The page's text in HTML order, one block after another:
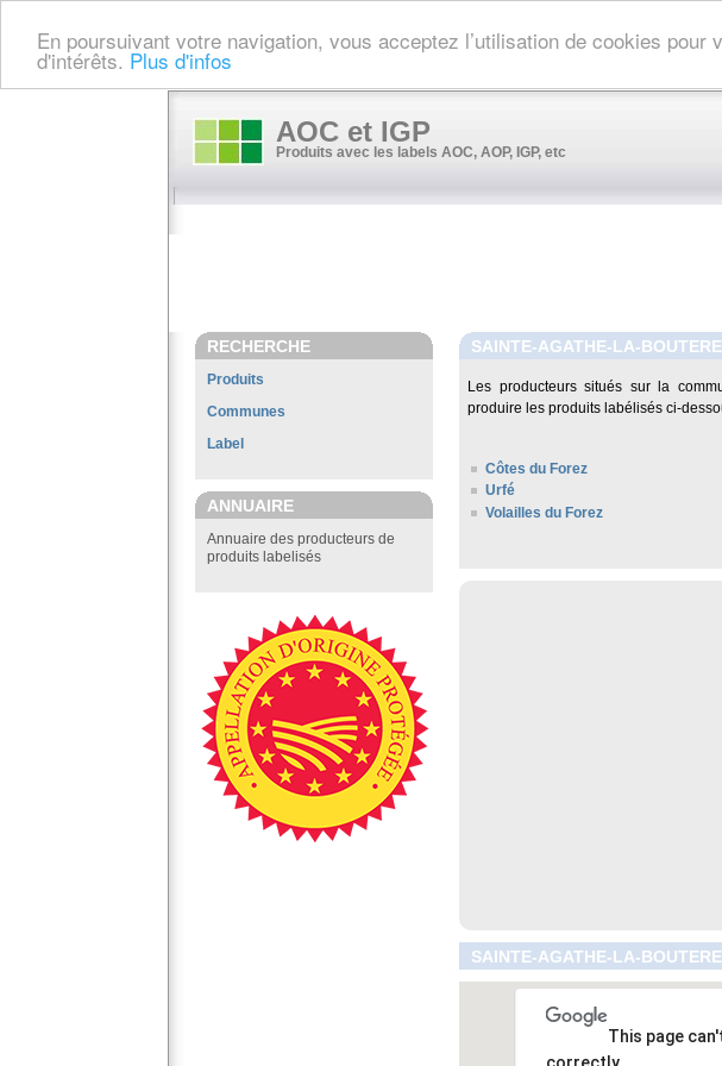
En poursuivant votre navigation, vous acceptez l’utilisation de cookies
d'intérêts. Plus d'infos
AOC et IGP
Produits avec les labels AOC, AOP, IGP, etc
RECHERCHE
Produits
Communes
Label
ANNUAIRE
Annuaire des producteurs de
produits labelisés
SAINTE-AGATHE-LA-
Les producteurs situés sur la
produire les produits labélisés ci-
Côtes du Forez
Urfé
Volailles du Forez
SAINTE-AGATHE-LA-
This page
correctly.